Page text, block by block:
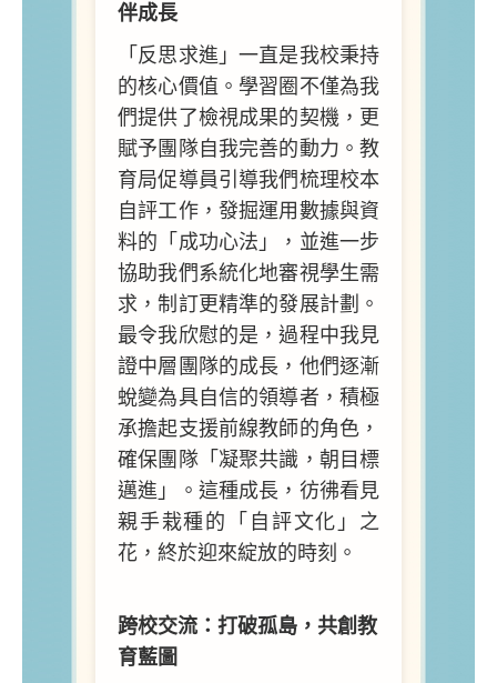
伴成長
「反思求進」一直是我校秉持
的核心價值。學習圈不僅為我
們提供了檢視成果的契機，更
賦予團隊自我完善的動力。教
育局促導員引導我們梳理校本
自評工作，發掘運用數據與資
料的「成功心法」，並進一步
協助我們系統化地審視學生需
求，制訂更精準的發展計劃。
最令我欣慰的是，過程中我見
證中層團隊的成長，他們逐漸
蛻變為具自信的領導者，積極
承擔起支援前線教師的角色，
確保團隊「凝聚共識，朝目標
邁進」。這種成長，彷彿看見
親手栽種的「自評文化」之
花，終於迎來綻放的時刻。
跨校交流：打破孤島，共創教
育藍圖